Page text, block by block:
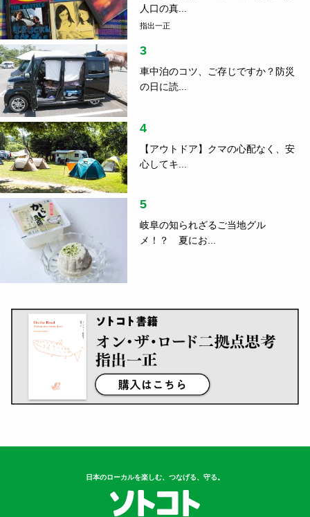
人口の真...
指出一正
3
車中泊のコツ、ご存じですか？防災
の日に読...
4
【アウトドア】クマの心配なく、安
心してキ...
5
岐阜の知られざるご当地グル
メ！？ 夏にお...
日本のローカルを楽しむ、つなげる、守る。